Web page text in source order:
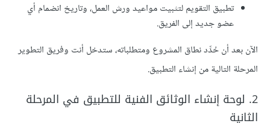
تطبيق التقويم لتثبيت مواعيد ورش العمل، وتاريخ انضمام أي
عضو جديد إلى الفريق.
الآن بعد أن حُدِّد نطاق المشروع ومتطلباته، ستدخل أنت وفريق التطوير
المرحلة التالية من إنشاء التطبيق.
2. لوحة إنشاء الوثائق الفنية للتطبيق في المرحلة
الثانية